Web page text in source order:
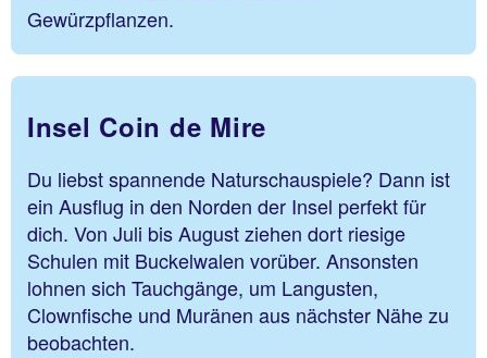
Gewürzpflanzen.
Insel Coin de Mire
Du liebst spannende Naturschauspiele? Dann ist
ein Ausflug in den Norden der Insel perfekt für
dich. Von Juli bis August ziehen dort riesige
Schulen mit Buckelwalen vorüber. Ansonsten
lohnen sich Tauchgänge, um Langusten,
Clownfische und Muränen aus nächster Nähe zu
beobachten.